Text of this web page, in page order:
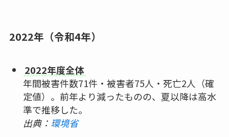
2022年（令和4年）
2022年度全体
年間被害件数71件・被害者75人・死亡2人（確
定値）。前年より減ったものの、夏以降は高水
準で推移した。
出典： 環境省